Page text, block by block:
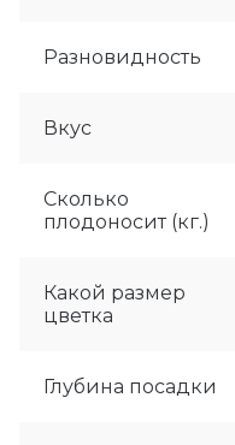
Разновидность
Вкус
Сколько
плодоносит (кг.)
Какой размер
цветка
Глубина посадки